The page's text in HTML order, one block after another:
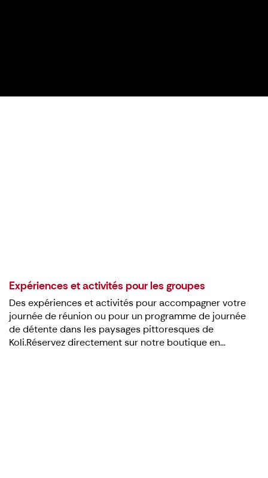
Expériences et activités pour les groupes
Des expériences et activités pour accompagner votre
journée de réunion ou pour un programme de journée
de détente dans les paysages pittoresques de
Koli.Réservez directement sur notre boutique en...